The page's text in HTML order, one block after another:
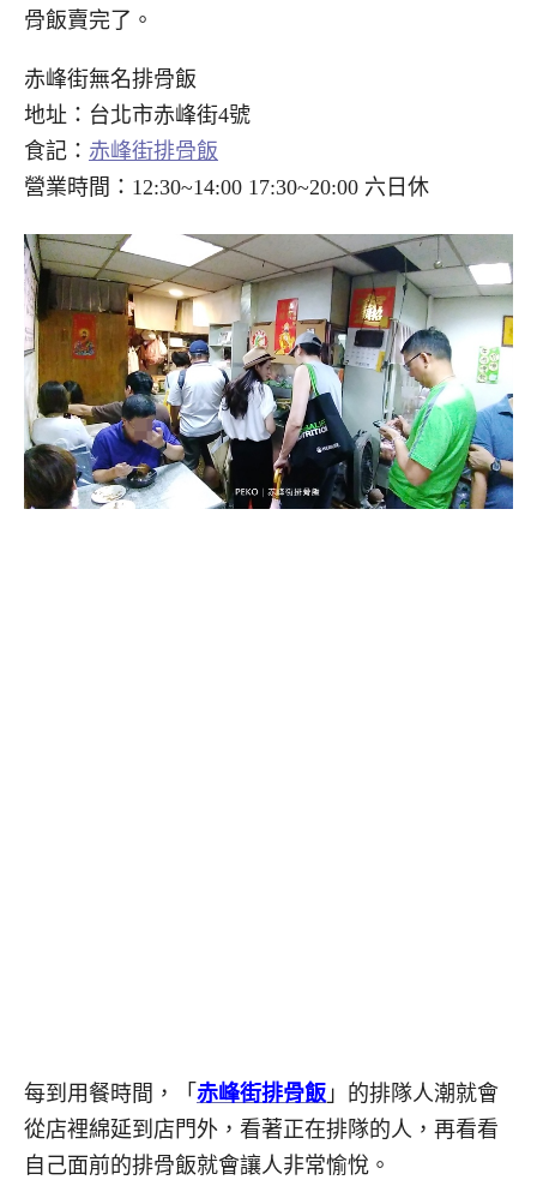
骨飯賣完了。
赤峰街無名排骨飯
地址：台北市赤峰街4號
食記： 赤峰街排骨飯
營業時間：12:30~14:00 17:30~20:00 六日休
每到用餐時間，「 赤峰街排骨飯 」的排隊人潮就會
從店裡綿延到店門外，看著正在排隊的人，再看看
自己面前的排骨飯就會讓人非常愉悅。